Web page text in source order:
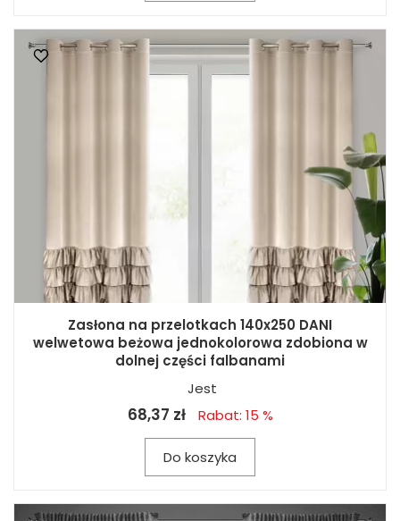
Zasłona na przelotkach 140x250 DANI
welwetowa beżowa jednokolorowa zdobiona w
dolnej części falbanami
Jest
68,37 zł Rabat: 15 %
Do koszyka